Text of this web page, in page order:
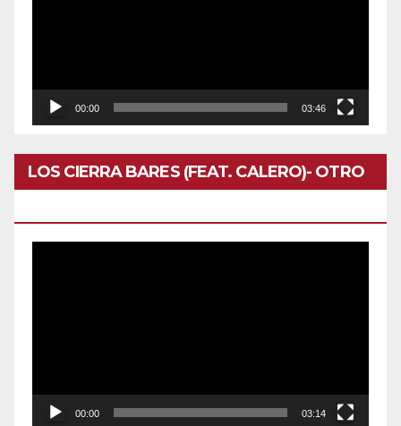
00:00 03:46
LOS CIERRA BARES (FEAT. CALERO)- OTRO
00:00 03:14